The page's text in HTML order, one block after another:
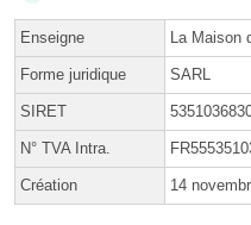
Enseigne La Maison
Forme juridique SARL
SIRET
N° TVA Intra.
Création 14